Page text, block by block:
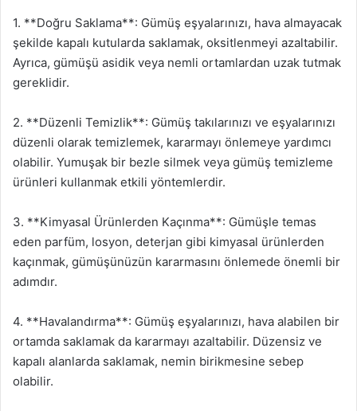
1. **Doğru Saklama**: Gümüş eşyalarınızı, hava almayacak
şekilde kapalı kutularda saklamak, oksitlenmeyi azaltabilir.
Ayrıca, gümüşü asidik veya nemli ortamlardan uzak tutmak
gereklidir.
2. **Düzenli Temizlik**: Gümüş takılarınızı ve eşyalarınızı
düzenli olarak temizlemek, kararmayı önlemeye yardımcı
olabilir. Yumuşak bir bezle silmek veya gümüş temizleme
ürünleri kullanmak etkili yöntemlerdir.
3. **Kimyasal Ürünlerden Kaçınma**: Gümüşle temas
eden parfüm, losyon, deterjan gibi kimyasal ürünlerden
kaçınmak, gümüşünüzün kararmasını önlemede önemli bir
adımdır.
4. **Havalandırma**: Gümüş eşyalarınızı, hava alabilen bir
ortamda saklamak da kararmayı azaltabilir. Düzensiz ve
kapalı alanlarda saklamak, nemin birikmesine sebep
olabilir.